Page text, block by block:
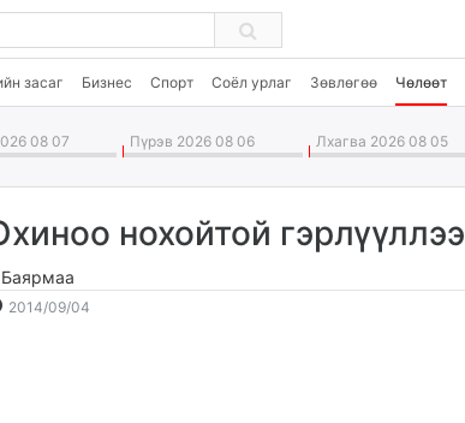
засаг Бизнес Спорт Соёл урлаг Зөвлөгөө Чөлөөт
08 07 Пүрэв 2026 08 06 Лхагва 2026 08 05
нохойтой гэрлүүллээ
2014/09/04